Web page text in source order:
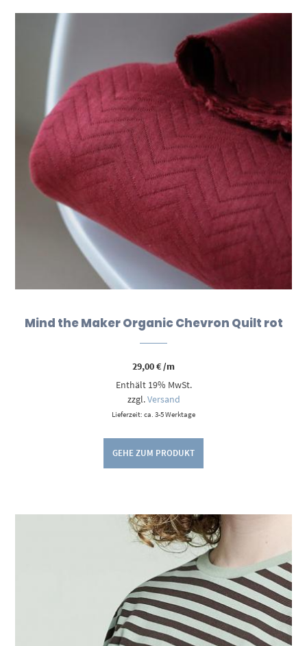
Mind the Maker Organic Chevron Quilt rot
29,00€/m
Enthält 19% MwSt.
zzgl.Versand
Lieferzeit: ca. 3-5 Werktage
GEHE ZUM PRODUKT